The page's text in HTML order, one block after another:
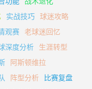
实战技巧
球迷攻略
观赛
老球迷回忆
深度分析
生涯转型
阿斯顿维拉
阵型分析
比赛复盘